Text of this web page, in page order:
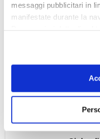
messaggi pubblicitari in
manifestate durante la
scelte privacy sui
dell’informativa cookie.
Chiudendo il banner
dei soli cookie tecnici.
il tuo consenso alla
ogni momentoRevoca